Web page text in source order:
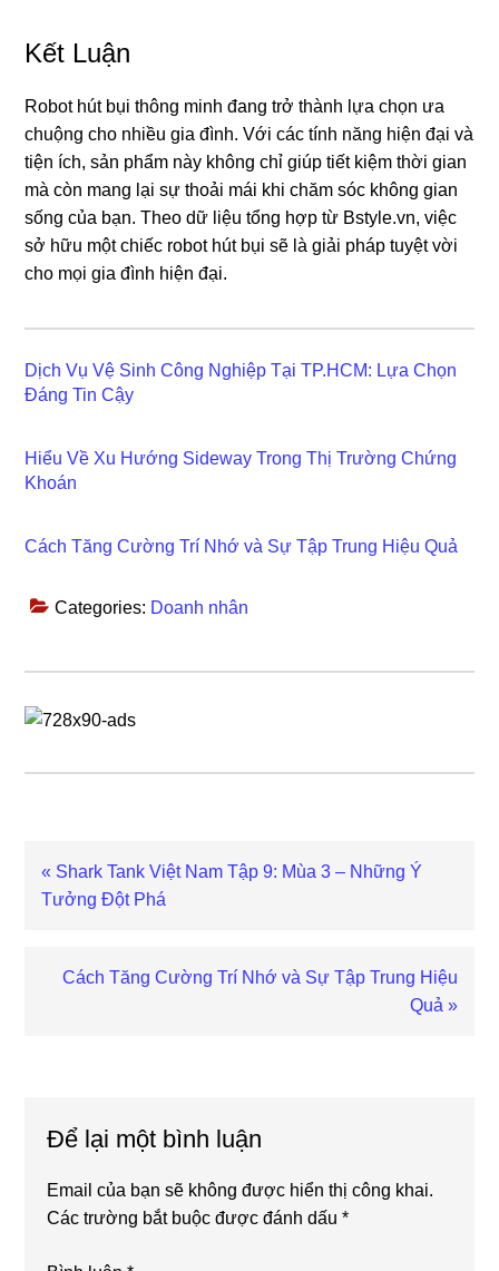
Kết Luận
Robot hút bụi thông minh đang trở thành lựa chọn ưa
chuộng cho nhiều gia đình. Với các tính năng hiện đại và
tiện ích, sản phẩm này không chỉ giúp tiết kiệm thời gian
mà còn mang lại sự thoải mái khi chăm sóc không gian
sống của bạn. Theo dữ liệu tổng hợp từ Bstyle.vn, việc
sở hữu một chiếc robot hút bụi sẽ là giải pháp tuyệt vời
cho mọi gia đình hiện đại.
Dịch Vụ Vệ Sinh Công Nghiệp Tại TP.HCM: Lựa Chọn
Đáng Tin Cậy
Hiểu Về Xu Hướng Sideway Trong Thị Trường Chứng
Khoán
Cách Tăng Cường Trí Nhớ và Sự Tập Trung Hiệu Quả
Categories: Doanh nhân
Previous
Post:
« Shark Tank Việt Nam Tập 9: Mùa 3 – Những Ý
Tưởng Đột Phá
Next
Cách Tăng Cường Trí Nhớ và Sự Tập Trung Hiệu
Quả »
Để lại một bình luận
Email của bạn sẽ không được hiển thị công khai.
Các trường bắt buộc được đánh dấu*